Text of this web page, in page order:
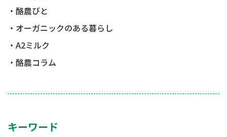
酪農びと
オーガニックのある暮らし
A2ミルク
酪農コラム
キーワード